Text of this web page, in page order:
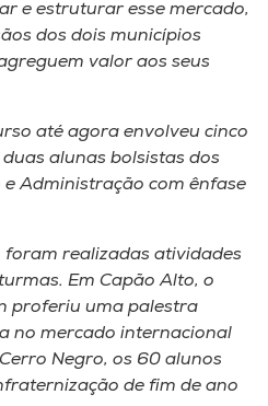
e estruturar esse mercado,
dos dois municípios
valor aos seus
até agora envolveu cinco
alunas bolsistas dos
Administração com ênfase
foram realizadas atividades
Em Capão Alto, o
proferiu uma palestra
no mercado internacional
Negro, os 60 alunos
de fim de ano